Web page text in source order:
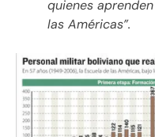
quienes
las Américas”.